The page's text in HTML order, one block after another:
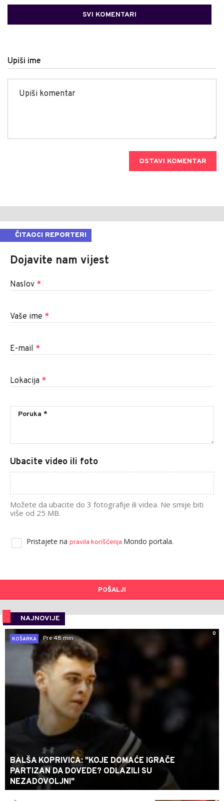
SVI KOMENTARI
Upiši ime
OSTAVI KOMENTAR
ČITAOCI REPORTERI
Dojavite nam vijest
Naslov *
Vaše ime *
E-mail *
Lokacija *
Ubacite video ili foto
Možete da ubacite do 3 fotografije ili videa. Ne smije biti
više od 25 MB.
Pristajete na pravila korišćenja Mondo portala.
POŠALJI
NAJNOVIJE
0
KOŠARKA
Pre 48 min
BALŠA KOPRIVICA: "KOJE DOMAĆE IGRAČE
PARTIZAN DA DOVEDE? ODLAZILI SU
NEZADOVOLJNI"